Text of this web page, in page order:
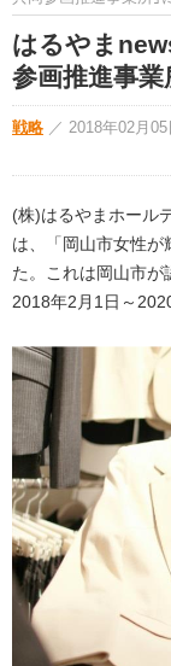
はるやま
参画推進事
戦略 ／ 2018年02月05
(株)はるやまホール
は、「岡山市女性
た。これは岡山市が
2018年2月1日～